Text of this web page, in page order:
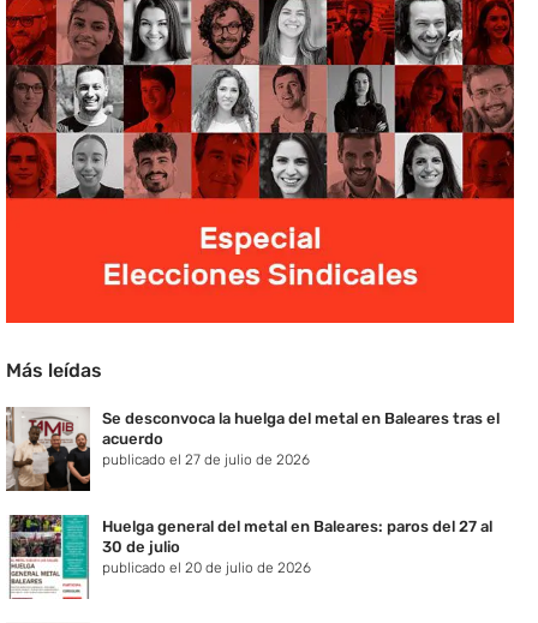
Más leídas
Se desconvoca la huelga del metal en Baleares tras el
acuerdo
publicado el 27 de julio de 2026
Huelga general del metal en Baleares: paros del 27 al
30 de julio
publicado el 20 de julio de 2026